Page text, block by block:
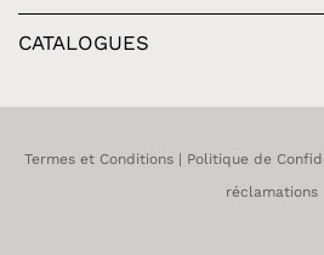
CATALOGUES
Termes et Conditions | Politique de
réclamations